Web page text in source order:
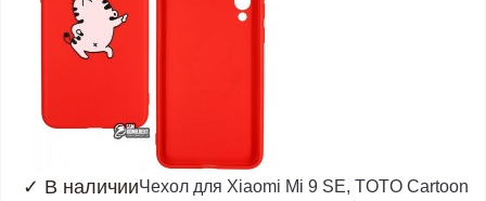
✓ В наличииЧехол для Xiaomi Mi 9 SE, TOTO Cartoon